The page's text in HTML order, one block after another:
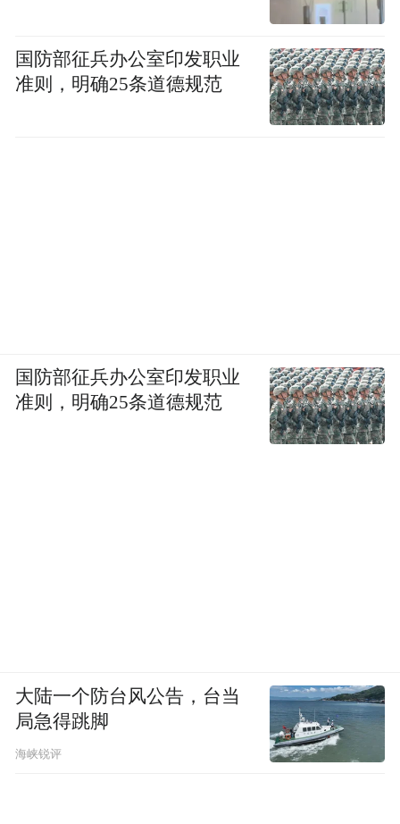
国防部征兵办公室印发职业
准则，明确25条道德规范
国防部征兵办公室印发职业
准则，明确25条道德规范
大陆一个防台风公告，台当
局急得跳脚
海峡锐评